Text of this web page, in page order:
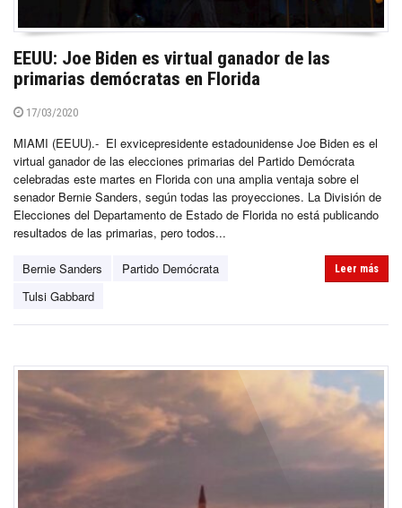
EEUU: Joe Biden es virtual ganador de las
primarias demócratas en Florida
17/03/2020
MIAMI (EEUU).- El exvicepresidente estadounidense Joe Biden es el
virtual ganador de las elecciones primarias del Partido Demócrata
celebradas este martes en Florida con una amplia ventaja sobre el
senador Bernie Sanders, según todas las proyecciones. La División de
Elecciones del Departamento de Estado de Florida no está publicando
resultados de las primarias, pero todos...
Bernie Sanders
Partido Demócrata
Tulsi Gabbard
Leer más